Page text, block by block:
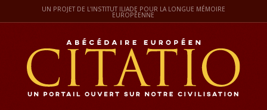
UN PROJET DE L'INSTITUT ILIADE POUR LA LONGUE MÉMOIRE
EUROPÉENNE